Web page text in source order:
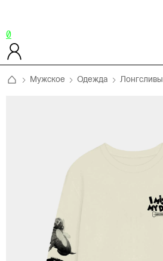
0
Мужское Одежда Лонгсливы